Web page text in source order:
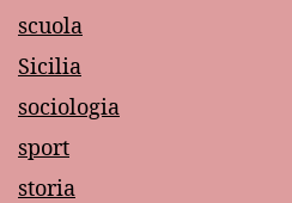
scuola
Sicilia
sociologia
sport
storia